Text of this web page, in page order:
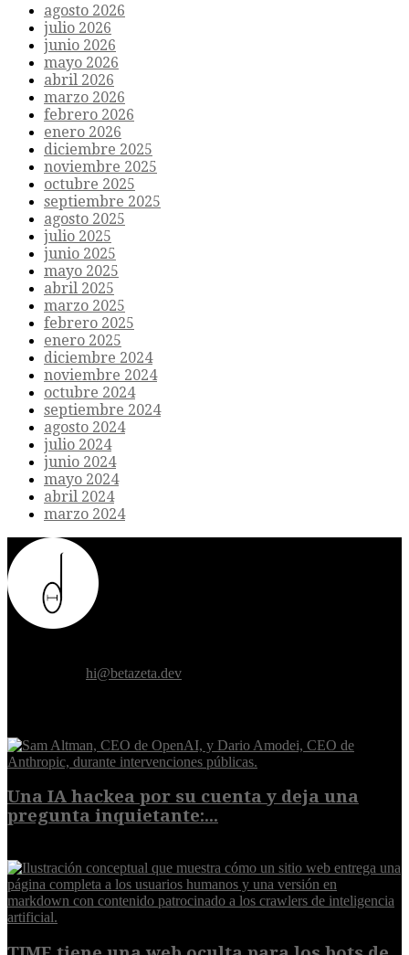
agosto 2026
julio 2026
junio 2026
mayo 2026
abril 2026
marzo 2026
febrero 2026
enero 2026
diciembre 2025
noviembre 2025
octubre 2025
septiembre 2025
agosto 2025
julio 2025
junio 2025
mayo 2025
abril 2025
marzo 2025
febrero 2025
enero 2025
diciembre 2024
noviembre 2024
octubre 2024
septiembre 2024
agosto 2024
julio 2024
junio 2024
mayo 2024
abril 2024
marzo 2024
hi@betazeta.dev
Una IA hackea por su cuenta y deja una
pregunta inquietante:...